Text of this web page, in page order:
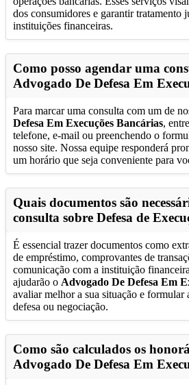
dos consumidores e garantir tratamento
instituições financeiras.
Como posso agendar uma
Advogado De Defesa Em
Para marcar uma consulta com um de
Defesa Em Execuções Bancárias,
telefone, e-mail ou preenchendo o
nosso site. Nossa equipe responderá
um horário que seja conveniente para
Quais documentos são
consulta sobre Defesa de
É essencial trazer documentos como
de empréstimo, comprovantes de
comunicação com a instituição
ajudarão o Advogado De Defesa Em
avaliar melhor a sua situação e formular
defesa ou negociação.
Como são calculados os
Advogado De Defesa Em